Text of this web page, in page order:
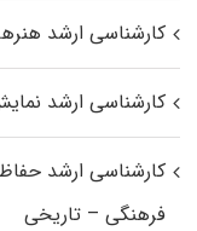
کارشناسی ارشد
کارشناسی ارشد
کارشناسی ارشد
فرهنگی – تاریخی